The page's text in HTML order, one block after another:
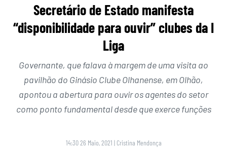
Secretário de Estado manifesta
“disponibilidade para ouvir” clubes da I
Liga
Governante, que falava à margem de uma visita ao
pavilhão do Ginásio Clube Olhanense, em Olhão,
apontou a abertura para ouvir os agentes do setor
como ponto fundamental desde que exerce funções
14:30 26 Maio, 2021 | Cristina Mendonça